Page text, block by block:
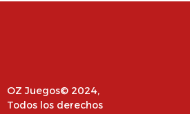
OZ Juegos© 2024,
Todos los derechos